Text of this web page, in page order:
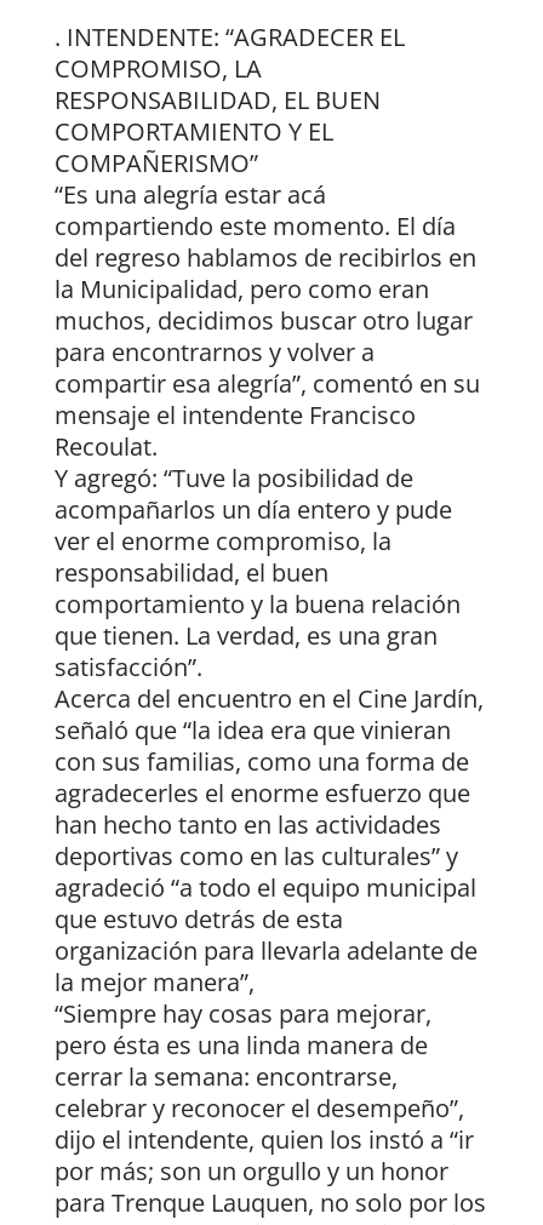
. INTENDENTE: “AGRADECER EL
COMPROMISO, LA
RESPONSABILIDAD, EL BUEN
COMPORTAMIENTO Y EL
COMPAÑERISMO”
“Es una alegría estar acá
compartiendo este momento. El día
del regreso hablamos de recibirlos en
la Municipalidad, pero como eran
muchos, decidimos buscar otro lugar
para encontrarnos y volver a
compartir esa alegría”, comentó en su
mensaje el intendente Francisco
Recoulat.
Y agregó: “Tuve la posibilidad de
acompañarlos un día entero y pude
ver el enorme compromiso, la
responsabilidad, el buen
comportamiento y la buena relación
que tienen. La verdad, es una gran
satisfacción”.
Acerca del encuentro en el Cine Jardín,
señaló que “la idea era que vinieran
con sus familias, como una forma de
agradecerles el enorme esfuerzo que
han hecho tanto en las actividades
deportivas como en las culturales” y
agradeció “a todo el equipo municipal
que estuvo detrás de esta
organización para llevarla adelante de
la mejor manera”,
“Siempre hay cosas para mejorar,
pero ésta es una linda manera de
cerrar la semana: encontrarse,
celebrar y reconocer el desempeño”,
dijo el intendente, quien los instó a “ir
por más; son un orgullo y un honor
para Trenque Lauquen, no solo por los